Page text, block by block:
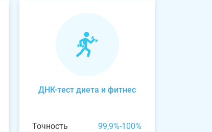
ДНК-тест диета и фитнес
Точность
99,9%-100%